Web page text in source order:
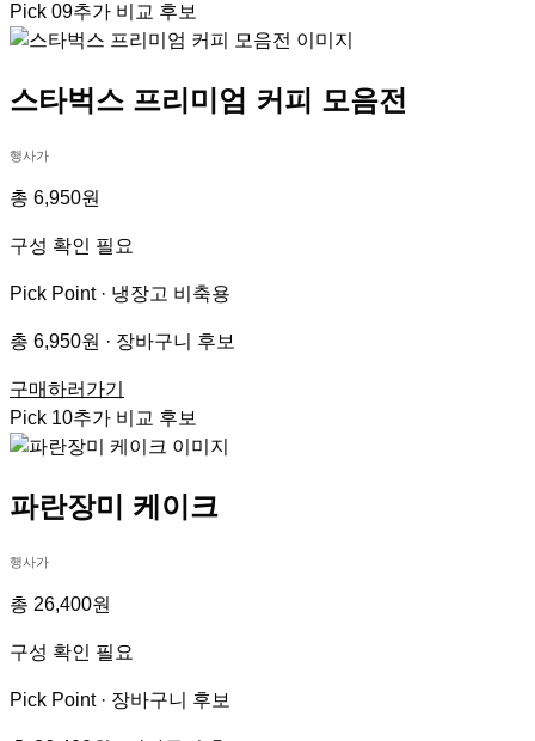
Pick 09추가 비교 후보
스타벅스 프리미엄 커피 모음전
행사가
총 6,950원
구성 확인 필요
Pick Point · 냉장고 비축용
총 6,950원 · 장바구니 후보
구매하러가기
Pick 10추가 비교 후보
파란장미 케이크
행사가
총 26,400원
구성 확인 필요
Pick Point · 장바구니 후보